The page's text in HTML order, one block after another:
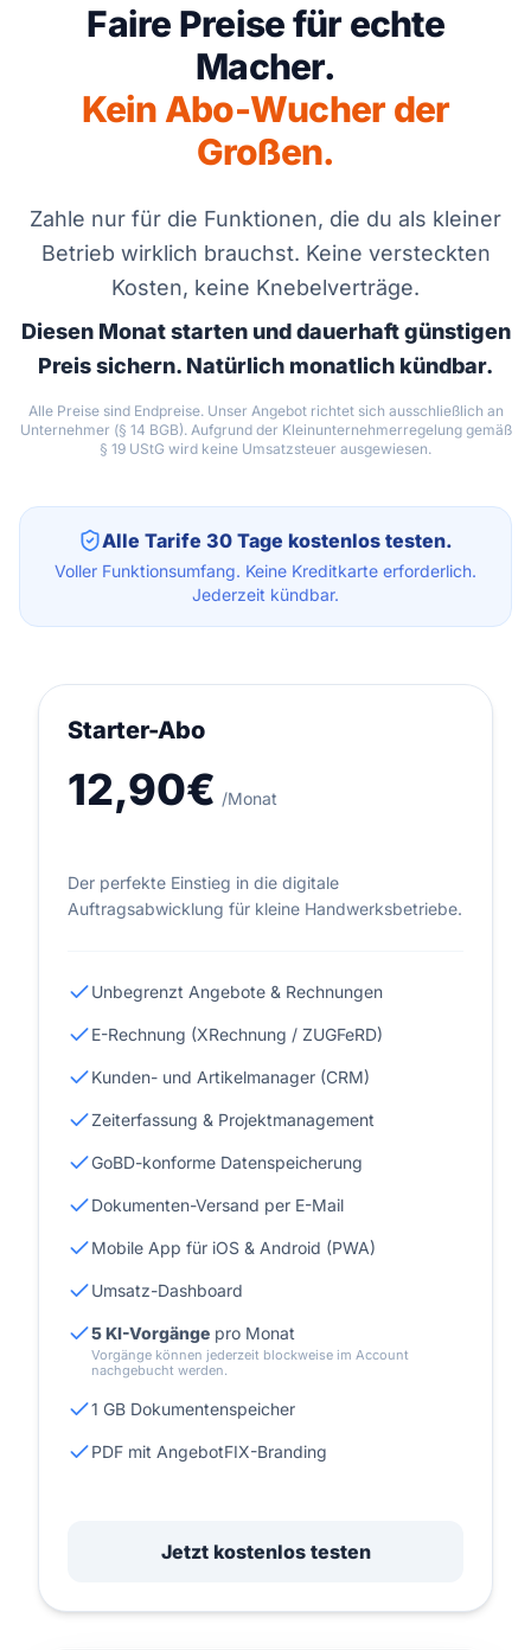
Faire Preise für echte
Macher.
Kein Abo-Wucher der
Großen.
Zahle nur für die Funktionen, die du als kleiner
Betrieb wirklich brauchst. Keine versteckten
Kosten, keine Knebelverträge.
Diesen Monat starten und dauerhaft günstigen
Preis sichern. Natürlich monatlich kündbar.
Alle Preise sind Endpreise. Unser Angebot richtet sich ausschließlich an
Unternehmer (§ 14 BGB). Aufgrund der Kleinunternehmerregelung gemäß
§ 19 UStG wird keine Umsatzsteuer ausgewiesen.
Alle Tarife 30 Tage kostenlos testen.
Voller Funktionsumfang. Keine Kreditkarte erforderlich.
Jederzeit kündbar.
Starter-Abo
12,90€ /Monat
Der perfekte Einstieg in die digitale
Auftragsabwicklung für kleine Handwerksbetriebe.
Unbegrenzt Angebote & Rechnungen
E-Rechnung (XRechnung / ZUGFeRD)
Kunden- und Artikelmanager (CRM)
Zeiterfassung & Projektmanagement
GoBD-konforme Datenspeicherung
Dokumenten-Versand per E-Mail
Mobile App für iOS & Android (PWA)
Umsatz-Dashboard
5 KI-Vorgänge pro Monat
Vorgänge können jederzeit blockweise im Account
nachgebucht werden.
1 GB Dokumentenspeicher
PDF mit AngebotFIX-Branding
Jetzt kostenlos testen